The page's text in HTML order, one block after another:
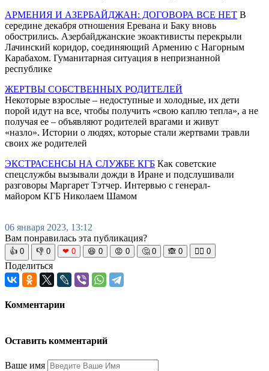
АРМЕНИЯ И АЗЕРБАЙДЖАН: ДОГОВОРА ВСЕ НЕТ В
середине декабря отношения Еревана и Баку вновь
обострились. Азербайджанские экоактивисты перекрыли
Лачинский коридор, соединяющий Армению с Нагорным
Карабахом. Гуманитарная ситуация в непризнанной
республике
ЖЕРТВЫ СОБСТВЕННЫХ РОДИТЕЛЕЙ
Некоторые взрослые – недоступные и холодные, их дети
порой идут на все, чтобы получить «свою каплю тепла», а не
получая ее – объявляют родителей врагами и живут
«назло». Истории о людях, которые стали жертвами травли
своих же родителей
ЭКСТРАСЕНСЫ НА СЛУЖБЕ КГБ Как советские
спецслужбы вызывали дожди в Иране и подслушивали
разговоры Маргарет Тэтчер. Интервью с генерал-
майором КГБ Николаем Шамом
06 января 2023, 13:12
Вам понравилась эта публикация?
👍 0 👎 0 ❤ 0 😆 0 😡 0 🤔 0 🙈 0 🧘‍♀️ 0
Поделиться
Комментарии
Оставить комментарий
Ваше имя